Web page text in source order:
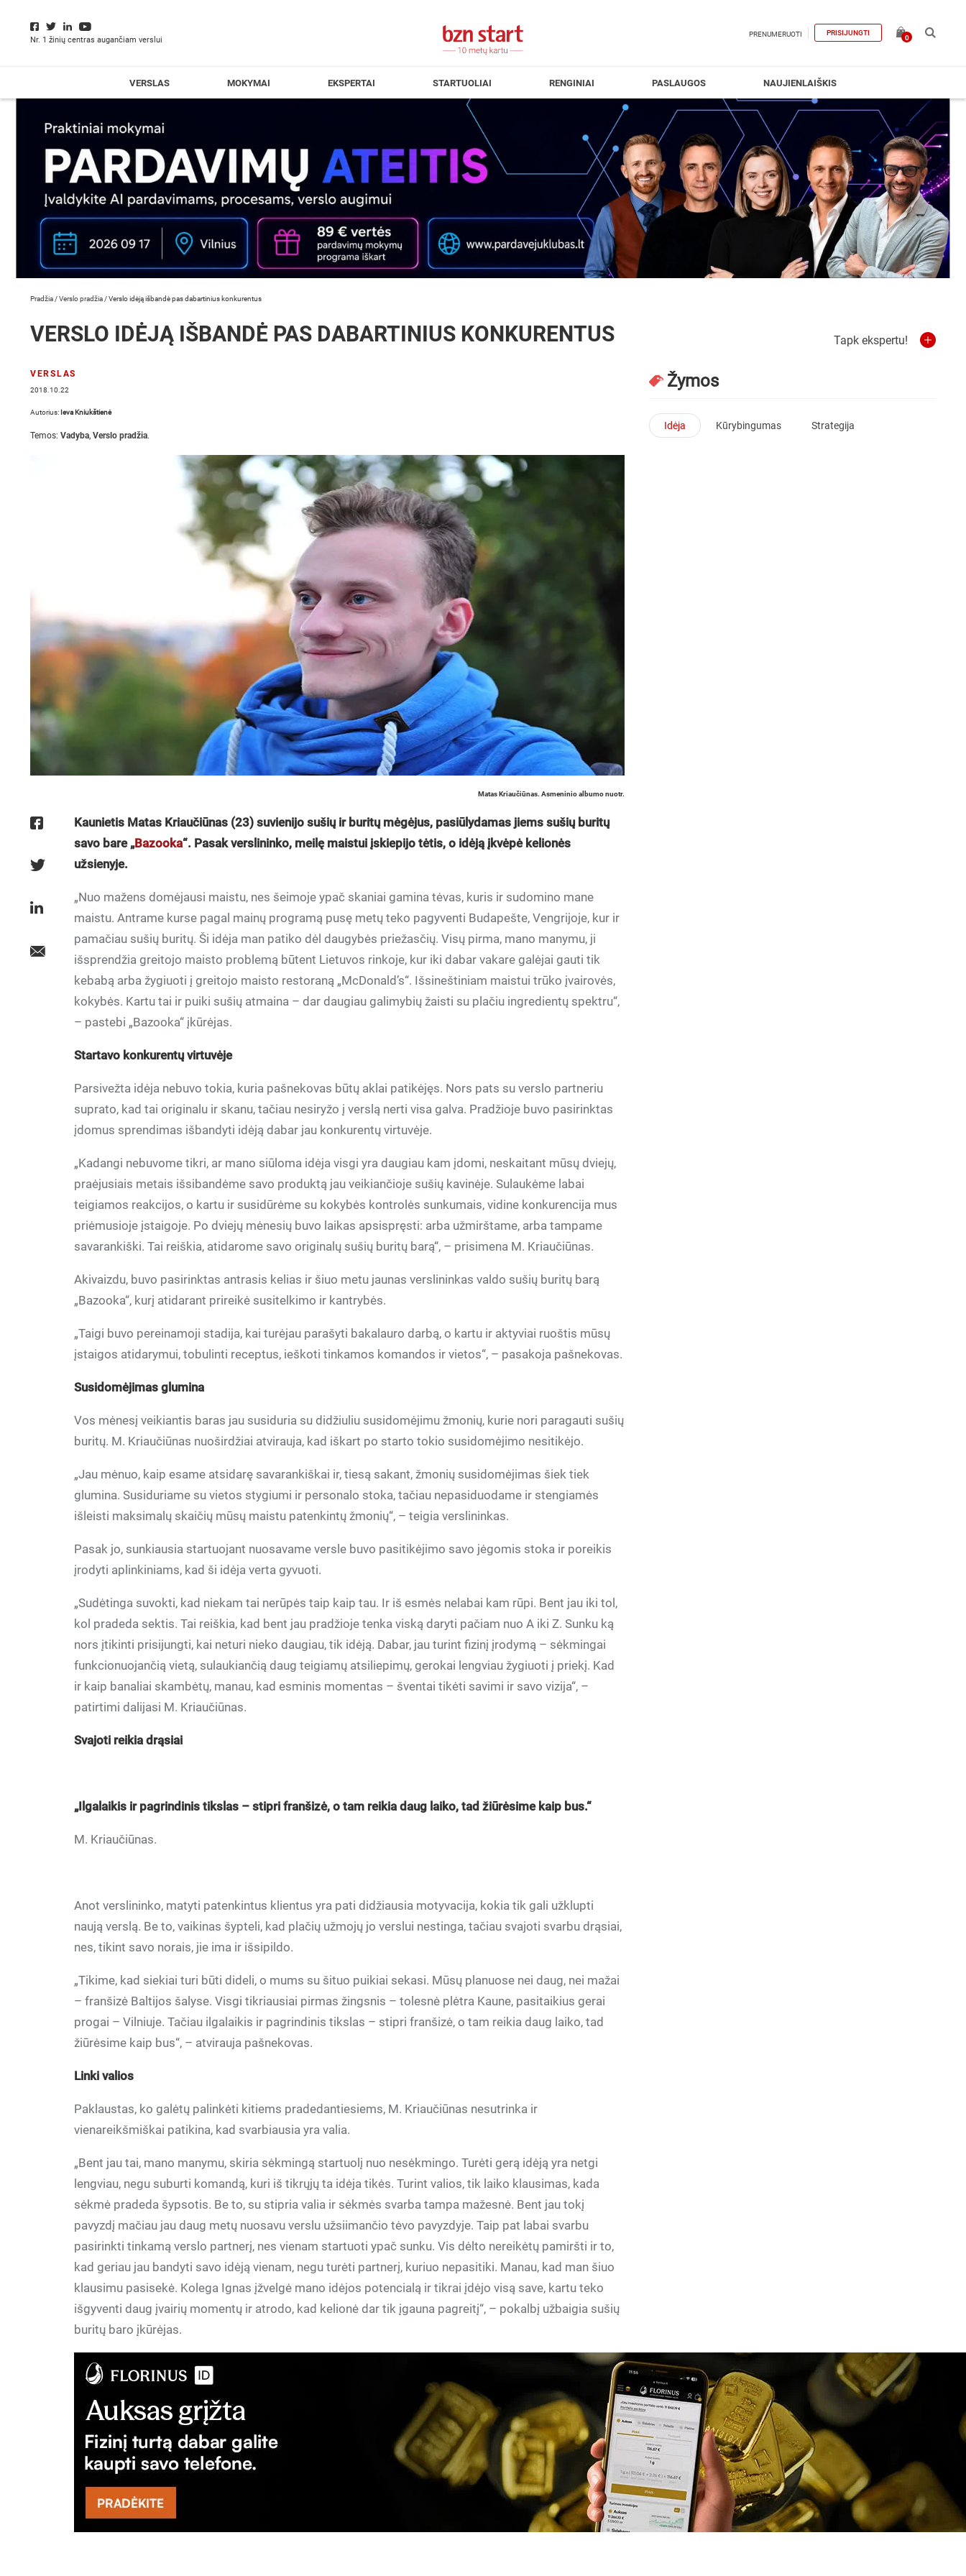
Nr. 1 žinių centras augančiam verslui
PRENUMERUOTI PRISIJUNGTI
0
VERSLAS MOKYMAI EKSPERTAI STARTUOLIAI RENGINIAI PASLAUGOS NAUJIENLAIŠKIS
Pradžia /Verslo pradžia /Verslo idėją išbandė pas dabartinius konkurentus
VERSLO IDĖJĄ IŠBANDĖ PAS DABARTINIUS KONKURENTUS
VERSLAS
2018.10.22
Autorius: Ieva Kniukštienė
Temos: Vadyba, Verslo pradžia.
Matas Kriaučiūnas. Asmeninio albumo nuotr.
Kaunietis Matas Kriaučiūnas (23) suvienijo sušių ir buritų mėgėjus, pasiūlydamas jiems sušių buritų
savo bare „Bazooka“. Pasak verslininko, meilę maistui įskiepijo tėtis, o idėją įkvėpė kelionės
užsienyje.
„Nuo mažens domėjausi maistu, nes šeimoje ypač skaniai gamina tėvas, kuris ir sudomino mane
maistu. Antrame kurse pagal mainų programą pusę metų teko pagyventi Budapešte, Vengrijoje, kur ir
pamačiau sušių buritų. Ši idėja man patiko dėl daugybės priežasčių. Visų pirma, mano manymu, ji
išsprendžia greitojo maisto problemą būtent Lietuvos rinkoje, kur iki dabar vakare galėjai gauti tik
kebabą arba žygiuoti į greitojo maisto restoraną „McDonald’s“. Išsineštiniam maistui trūko įvairovės,
kokybės. Kartu tai ir puiki sušių atmaina – dar daugiau galimybių žaisti su plačiu ingredientų spektru“,
– pastebi „Bazooka“ įkūrėjas.
Startavo konkurentų virtuvėje
Parsivežta idėja nebuvo tokia, kuria pašnekovas būtų aklai patikėjęs. Nors pats su verslo partneriu
suprato, kad tai originalu ir skanu, tačiau nesiryžo į verslą nerti visa galva. Pradžioje buvo pasirinktas
įdomus sprendimas išbandyti idėją dabar jau konkurentų virtuvėje.
„Kadangi nebuvome tikri, ar mano siūloma idėja visgi yra daugiau kam įdomi, neskaitant mūsų dviejų,
praėjusiais metais išsibandėme savo produktą jau veikiančioje sušių kavinėje. Sulaukėme labai
teigiamos reakcijos, o kartu ir susidūrėme su kokybės kontrolės sunkumais, vidine konkurencija mus
priėmusioje įstaigoje. Po dviejų mėnesių buvo laikas apsispręsti: arba užmirštame, arba tampame
savarankiški. Tai reiškia, atidarome savo originalų sušių buritų barą“, – prisimena M. Kriaučiūnas.
Akivaizdu, buvo pasirinktas antrasis kelias ir šiuo metu jaunas verslininkas valdo sušių buritų barą
„Bazooka“, kurį atidarant prireikė susitelkimo ir kantrybės.
„Taigi buvo pereinamoji stadija, kai turėjau parašyti bakalauro darbą, o kartu ir aktyviai ruoštis mūsų
įstaigos atidarymui, tobulinti receptus, ieškoti tinkamos komandos ir vietos“, – pasakoja pašnekovas.
Susidomėjimas glumina
Vos mėnesį veikiantis baras jau susiduria su didžiuliu susidomėjimu žmonių, kurie nori paragauti sušių
buritų. M. Kriaučiūnas nuoširdžiai atvirauja, kad iškart po starto tokio susidomėjimo nesitikėjo.
„Jau mėnuo, kaip esame atsidarę savarankiškai ir, tiesą sakant, žmonių susidomėjimas šiek tiek
glumina. Susiduriame su vietos stygiumi ir personalo stoka, tačiau nepasiduodame ir stengiamės
išleisti maksimalų skaičių mūsų maistu patenkintų žmonių“, – teigia verslininkas.
Pasak jo, sunkiausia startuojant nuosavame versle buvo pasitikėjimo savo jėgomis stoka ir poreikis
įrodyti aplinkiniams, kad ši idėja verta gyvuoti.
„Sudėtinga suvokti, kad niekam tai nerūpės taip kaip tau. Ir iš esmės nelabai kam rūpi. Bent jau iki tol,
kol pradeda sektis. Tai reiškia, kad bent jau pradžioje tenka viską daryti pačiam nuo A iki Z. Sunku ką
nors įtikinti prisijungti, kai neturi nieko daugiau, tik idėją. Dabar, jau turint fizinį įrodymą – sėkmingai
funkcionuojančią vietą, sulaukiančią daug teigiamų atsiliepimų, gerokai lengviau žygiuoti į priekį. Kad
ir kaip banaliai skambėtų, manau, kad esminis momentas – šventai tikėti savimi ir savo vizija“, –
patirtimi dalijasi M. Kriaučiūnas.
Svajoti reikia drąsiai
„Ilgalaikis ir pagrindinis tikslas – stipri franšizė, o tam reikia daug laiko, tad žiūrėsime kaip bus.“
M. Kriaučiūnas.
Anot verslininko, matyti patenkintus klientus yra pati didžiausia motyvacija, kokia tik gali užklupti
naują verslą. Be to, vaikinas šypteli, kad plačių užmojų jo verslui nestinga, tačiau svajoti svarbu drąsiai,
nes, tikint savo norais, jie ima ir išsipildo.
„Tikime, kad siekiai turi būti dideli, o mums su šituo puikiai sekasi. Mūsų planuose nei daug, nei mažai
– franšizė Baltijos šalyse. Visgi tikriausiai pirmas žingsnis – tolesnė plėtra Kaune, pasitaikius gerai
progai – Vilniuje. Tačiau ilgalaikis ir pagrindinis tikslas – stipri franšizė, o tam reikia daug laiko, tad
žiūrėsime kaip bus“, – atvirauja pašnekovas.
Linki valios
Paklaustas, ko galėtų palinkėti kitiems pradedantiesiems, M. Kriaučiūnas nesutrinka ir
vienareikšmiškai patikina, kad svarbiausia yra valia.
„Bent jau tai, mano manymu, skiria sėkmingą startuolį nuo nesėkmingo. Turėti gerą idėją yra netgi
lengviau, negu suburti komandą, kuri iš tikrųjų ta idėja tikės. Turint valios, tik laiko klausimas, kada
sėkmė pradeda šypsotis. Be to, su stipria valia ir sėkmės svarba tampa mažesnė. Bent jau tokį
pavyzdį mačiau jau daug metų nuosavu verslu užsiimančio tėvo pavyzdyje. Taip pat labai svarbu
pasirinkti tinkamą verslo partnerį, nes vienam startuoti ypač sunku. Vis dėlto nereikėtų pamiršti ir to,
kad geriau jau bandyti savo idėją vienam, negu turėti partnerį, kuriuo nepasitiki. Manau, kad man šiuo
klausimu pasisekė. Kolega Ignas įžvelgė mano idėjos potencialą ir tikrai įdėjo visą save, kartu teko
išgyventi daug įvairių momentų ir atrodo, kad kelionė dar tik įgauna pagreitį“, – pokalbį užbaigia sušių
buritų baro įkūrėjas.
Tapk ekspertu!
Žymos
Idėja Kūrybingumas Strategija